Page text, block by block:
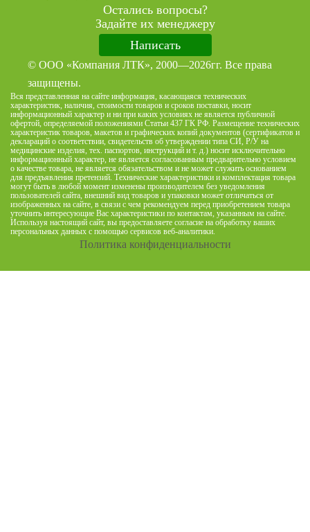
Остались вопросы?
Задайте их менеджеру
Написать
© ООО «Компания ЛТК», 2000—2026гг. Все права
защищены.
Вся представленная на сайте информация, касающаяся технических
характеристик, наличия, стоимости товаров и сроков поставки, носит
информационный характер и ни при каких условиях не является публичной
офертой, определяемой положениями Статьи 437 ГК РФ. Размещение технических
характеристик товаров, макетов и графических копий документов (сертификатов и
деклараций о соответствии, свидетельств об утверждении типа СИ, Р/У на
медицинские изделия, тех. паспортов, инструкций и т. д.) носит исключительно
информационный характер, не является согласованным предварительно условием
о качестве товара, не является обязательством и не может служить основанием
для предъявления претензий. Технические характеристики и комплектация товара
могут быть в любой момент изменены производителем без уведомления
пользователей сайта, внешний вид товаров и упаковки может отличаться от
изображенных на сайте, в связи с чем рекомендуем перед приобретением товара
уточнить интересующие Вас характеристики по контактам, указанным на сайте.
Используя настоящий сайт, вы предоставляете согласие на обработку ваших
персональных данных с помощью сервисов веб-аналитики.
Политика конфиденциальности